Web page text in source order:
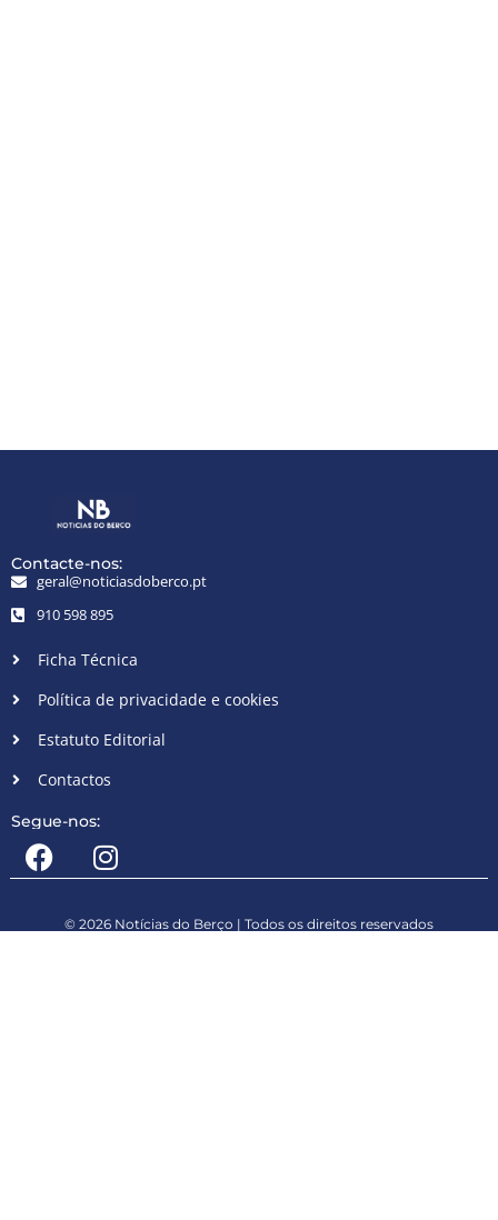
Contacte-nos:
geral@noticiasdoberco.pt
910 598 895
Ficha Técnica
Política de privacidade e cookies
Estatuto Editorial
Contactos
Segue-nos:
© 2026 Notícias do Berço | Todos os direitos reservados